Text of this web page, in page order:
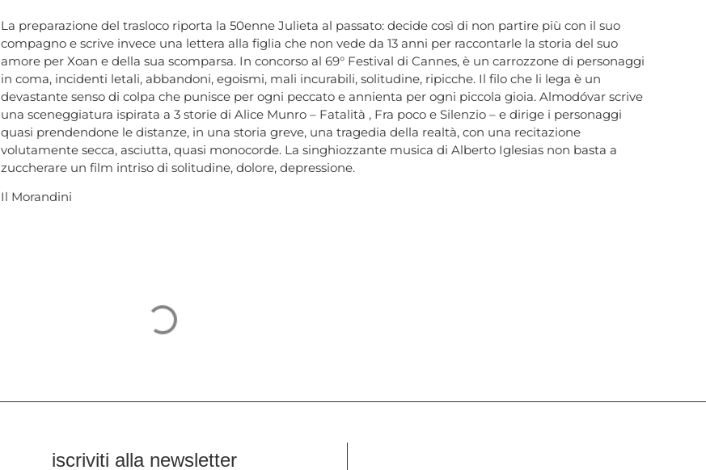
La preparazione del trasloco riporta la 50enne Julieta al passato: decide così di non partire più con il suo
compagno e scrive invece una lettera alla figlia che non vede da 13 anni per raccontarle la storia del suo
amore per Xoan e della sua scomparsa. In concorso al 69° Festival di Cannes, è un carrozzone di personaggi
in coma, incidenti letali, abbandoni, egoismi, mali incurabili, solitudine, ripicche. Il filo che li lega è un
devastante senso di colpa che punisce per ogni peccato e annienta per ogni piccola gioia. Almodóvar scrive
una sceneggiatura ispirata a 3 storie di Alice Munro – Fatalità , Fra poco e Silenzio – e dirige i personaggi
quasi prendendone le distanze, in una storia greve, una tragedia della realtà, con una recitazione
volutamente secca, asciutta, quasi monocorde. La singhiozzante musica di Alberto Iglesias non basta a
zuccherare un film intriso di solitudine, dolore, depressione.
Il Morandini
iscriviti alla newsletter